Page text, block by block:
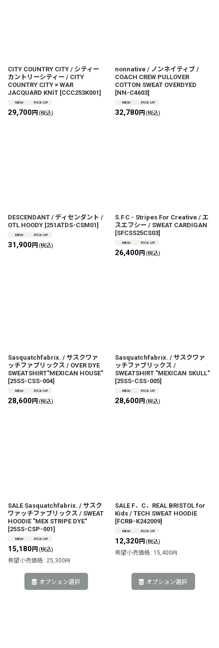
CITY COUNTRY CITY / シティー
カントリーシティー / CITY
COUNTRY CITY × WAR
JACQUARD KNIT [CCC253K001]
29,700円 (税込)
nonnative / ノンネイティブ /
COACH CREW PULLOVER
COTTON SWEAT OVERDYED
[NN-C4603]
32,780円 (税込)
DESCENDANT / ディセンダント /
OTL HOODY [251ATDS-CSM01]
31,900円 (税込)
S.F.C - Stripes For Creative / エ
スエフシー / SWEAT CARDIGAN
[SFCSS25CS03]
26,400円 (税込)
Sasquatchfabrix. / サスクワァ
ッチファブリックス / OVER DYE
SWEATSHIRT"MEXICAN HOUSE"
[25SS-CSS-004]
28,600円 (税込)
Sasquatchfabrix. / サスクワァ
ッチファブリックス /
SWEATSHIRT "MEXICAN SKULL"
[25SS-CSS-005]
28,600円 (税込)
SALE Sasquatchfabrix. / サスク
ワァッチファブリックス / SWEAT
HOODIE "MEX STRIPE DYE"
[25SS-CSP-001]
15,180円 (税込)
希望小売価格 : 25,300円
オプション選択
SALE F．C．REAL BRISTOL for
Kids / TECH SWEAT HOODIE
[FCRB-K242009]
12,320円 (税込)
希望小売価格 : 15,400円
オプション選択